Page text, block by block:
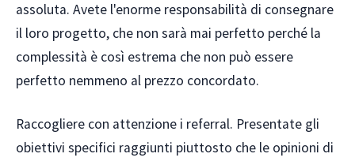
assoluta. Avete l'enorme responsabilità di consegnare
il loro progetto, che non sarà mai perfetto perché la
complessità è così estrema che non può essere
perfetto nemmeno al prezzo concordato.
Raccogliere con attenzione i referral. Presentate gli
obiettivi specifici raggiunti piuttosto che le opinioni di